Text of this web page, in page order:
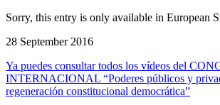
Sorry, this entry is only available in European
28 September 2016
Ya puedes consultar todos los vídeos del
INTERNACIONAL “Poderes públicos y
regeneración constitucional democrática”